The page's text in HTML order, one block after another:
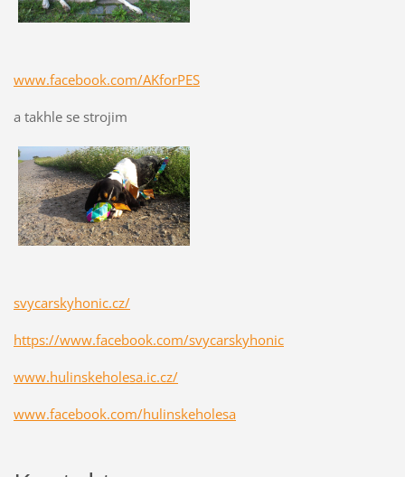
www.facebook.com/AKforPES
a takhle se strojim
svycarskyhonic.cz/
https://www.facebook.com/svycarskyhonic
www.hulinskeholesa.ic.cz/
www.facebook.com/hulinskeholesa